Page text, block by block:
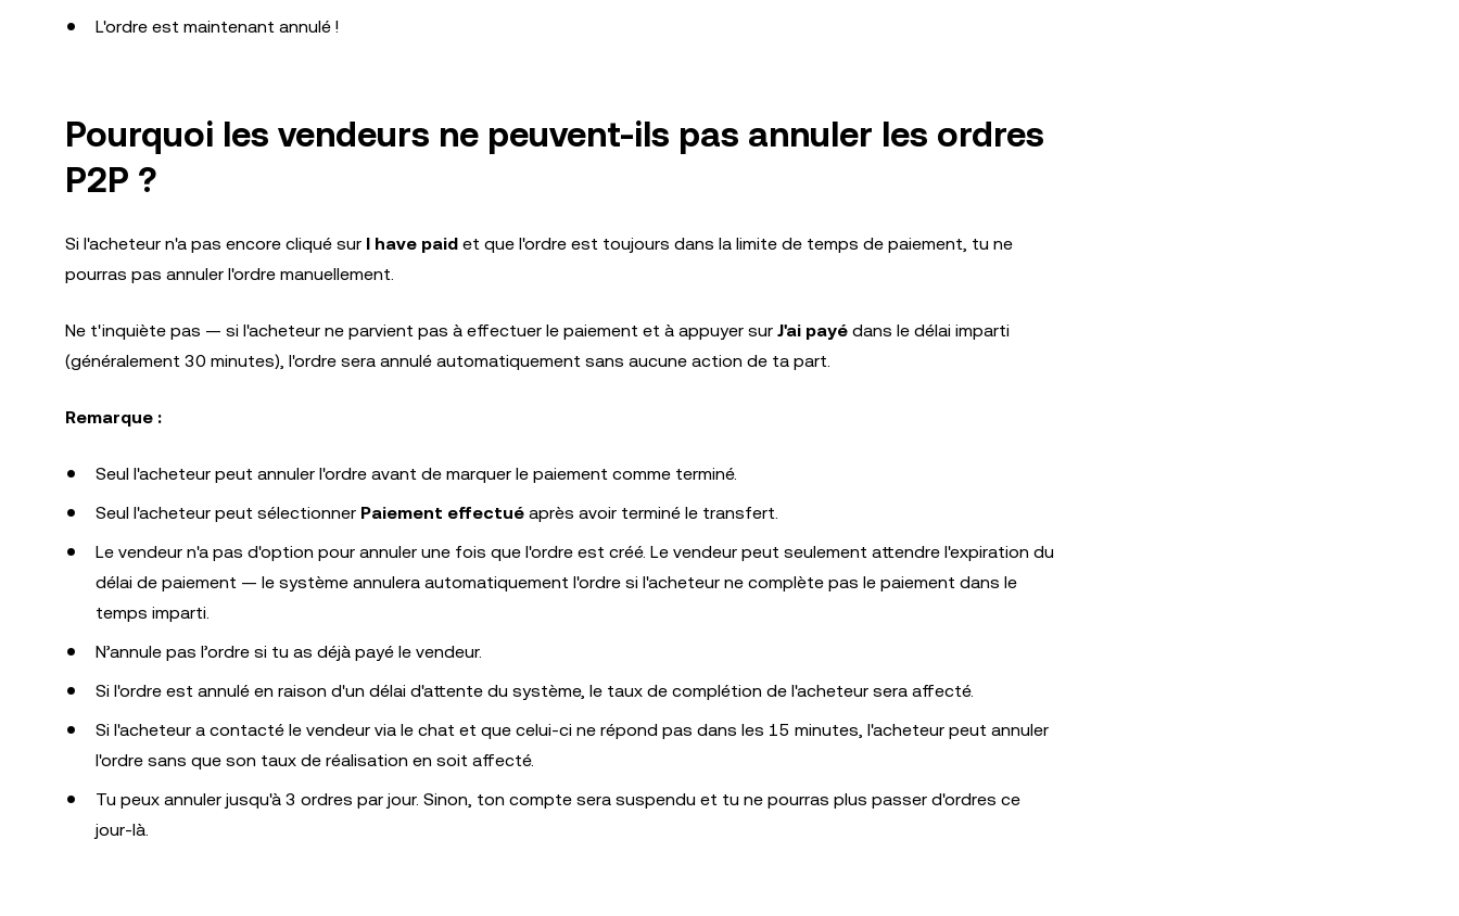
L'ordre est maintenant annulé !
Pourquoi les vendeurs ne peuvent-ils pas annuler les ordres
P2P ?
Si l'acheteur n'a pas encore cliqué sur I have paid et que l'ordre est toujours dans la limite de temps de paiement, tu ne
pourras pas annuler l'ordre manuellement.
Ne t'inquiète pas — si l'acheteur ne parvient pas à effectuer le paiement et à appuyer sur J'ai payé dans le délai imparti
(généralement 30 minutes), l'ordre sera annulé automatiquement sans aucune action de ta part.
Remarque :
Seul l'acheteur peut annuler l'ordre avant de marquer le paiement comme terminé.
Seul l'acheteur peut sélectionner Paiement effectué après avoir terminé le transfert.
Le vendeur n'a pas d'option pour annuler une fois que l'ordre est créé. Le vendeur peut seulement attendre l'expiration du
délai de paiement — le système annulera automatiquement l'ordre si l'acheteur ne complète pas le paiement dans le
temps imparti.
N’annule pas l’ordre si tu as déjà payé le vendeur.
Si l'ordre est annulé en raison d'un délai d'attente du système, le taux de complétion de l'acheteur sera affecté.
Si l'acheteur a contacté le vendeur via le chat et que celui-ci ne répond pas dans les 15 minutes, l'acheteur peut annuler
l'ordre sans que son taux de réalisation en soit affecté.
Tu peux annuler jusqu'à 3 ordres par jour. Sinon, ton compte sera suspendu et tu ne pourras plus passer d'ordres ce
jour-là.